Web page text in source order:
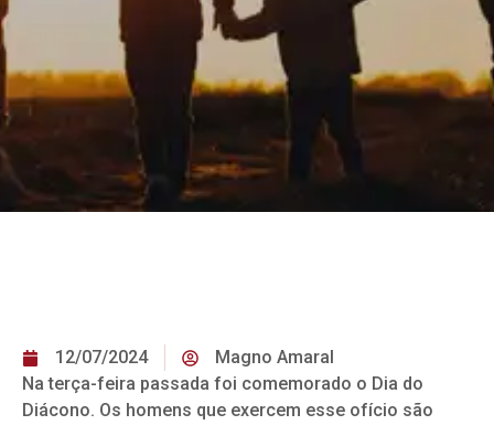
12/07/2024
Magno Amaral
Na terça-feira passada foi comemorado o Dia do
Diácono. Os homens que exercem esse ofício são